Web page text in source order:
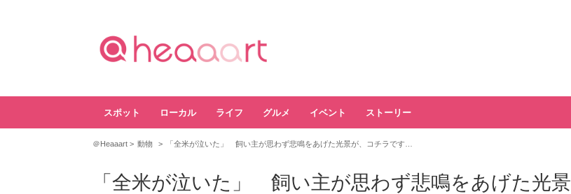
スポット ローカル ライフ グルメ イベント ストーリー
＠Heaaart 動物 「全米が泣いた」 飼い主が思わず悲鳴をあげた光景が、コチラです…
「全米が泣いた」 飼い主が思わず悲鳴をあげた光景